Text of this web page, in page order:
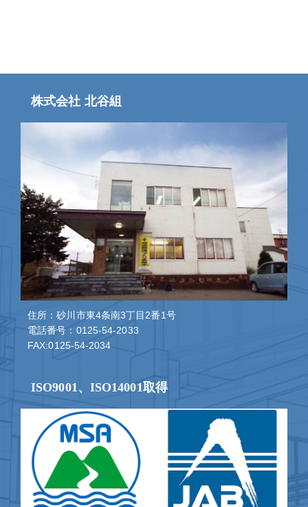
株式会社 北谷組
住所：砂川市東4条南3丁目2番1号
電話番号：0125-54-2033
FAX:0125-54-2034
ISO9001、ISO14001取得